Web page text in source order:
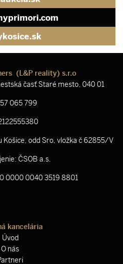
(L&P reality) s.r.o
časť Staré mesto, 040 01
57 065 799
Košice, odd Sro, vložka č 62855/V
ČSOB a.s.
0000 0040 3519 8801
kancelária
Úvod
O nás